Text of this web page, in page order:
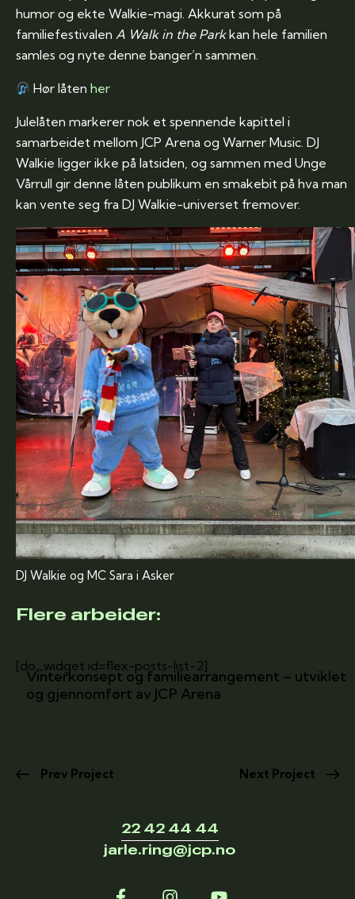
humor og ekte Walkie-magi. Akkurat som på
familiefestivalen A Walk in the Parkkan hele familien
samles og nyte denne banger’n sammen.
Hør låtenher
Julelåten markerer nok et spennende kapittel i
samarbeidet mellom JCP Arena og Warner Music. DJ
Walkie ligger ikke på latsiden, og sammen med Unge
Vårrull gir denne låten publikum en smakebit på hva man
kan vente seg fra DJ Walkie-universet fremover.
DJ Walkie og MC Sara i Asker
Flere arbeider:
[do_widget id=flex-posts-list-2]
Vinterkonsept og familiearrangement – utviklet
og gjennomført av JCP Arena
Prev Project Next Project
22 42 44 44
jarle.ring@jcp.no